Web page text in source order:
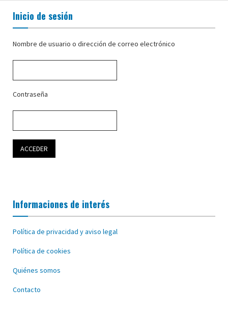
Inicio de sesión
Nombre de usuario o dirección de correo electrónico
Contraseña
Informaciones de interés
Política de privacidad y aviso legal
Política de cookies
Quiénes somos
Contacto